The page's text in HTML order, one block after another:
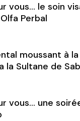
vous… le soin
Perbal
moussant à
la Sultane de
vous… une